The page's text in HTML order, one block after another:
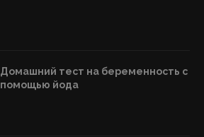
Домашний тест на беременность с
помощью йода